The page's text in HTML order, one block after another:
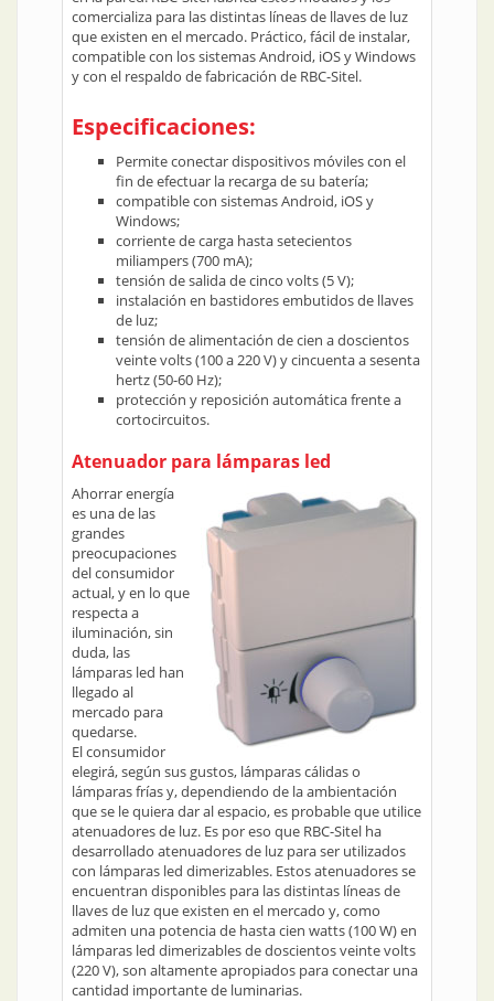
comercializa para las distintas líneas de llaves de luz
que existen en el mercado. Práctico, fácil de instalar,
compatible con los sistemas Android, iOS y Windows
y con el respaldo de fabricación de RBC-Sitel.
Especificaciones:
Permite conectar dispositivos móviles con el
fin de efectuar la recarga de su batería;
compatible con sistemas Android, iOS y
Windows;
corriente de carga hasta setecientos
miliampers (700 mA);
tensión de salida de cinco volts (5 V);
instalación en bastidores embutidos de llaves
de luz;
tensión de alimentación de cien a doscientos
veinte volts (100 a 220 V) y cincuenta a sesenta
hertz (50-60 Hz);
protección y reposición automática frente a
cortocircuitos.
Atenuador para lámparas led
Ahorrar energía
es una de las
grandes
preocupaciones
del consumidor
actual, y en lo que
respecta a
iluminación, sin
duda, las
lámparas led han
llegado al
mercado para
quedarse.
El consumidor
elegirá, según sus gustos, lámparas cálidas o
lámparas frías y, dependiendo de la ambientación
que se le quiera dar al espacio, es probable que utilice
atenuadores de luz. Es por eso que RBC-Sitel ha
desarrollado atenuadores de luz para ser utilizados
con lámparas led dimerizables. Estos atenuadores se
encuentran disponibles para las distintas líneas de
llaves de luz que existen en el mercado y, como
admiten una potencia de hasta cien watts (100 W) en
lámparas led dimerizables de doscientos veinte volts
(220 V), son altamente apropiados para conectar una
cantidad importante de luminarias.